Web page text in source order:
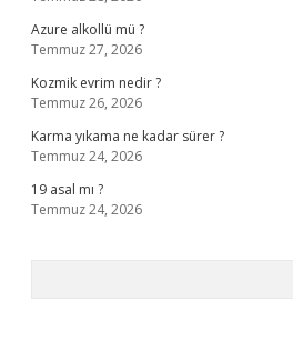
Azure alkollü mü ?
Temmuz 27, 2026
Kozmik evrim nedir ?
Temmuz 26, 2026
Karma yıkama ne kadar sürer ?
Temmuz 24, 2026
19 asal mı ?
Temmuz 24, 2026